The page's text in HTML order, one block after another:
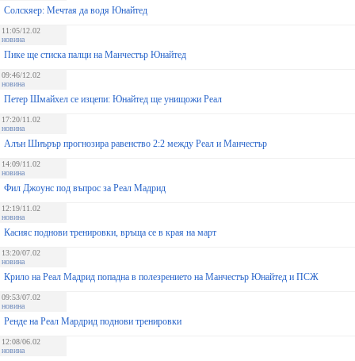
Солскяер: Мечтая да водя Юнайтед
11:05/12.02
новина
Пике ще стиска палци на Манчестър Юнайтед
09:46/12.02
новина
Петер Шмайхел се изцепи: Юнайтед ще унищожи Реал
17:20/11.02
новина
Алън Шиърър прогнозира равенство 2:2 между Реал и Манчестър
14:09/11.02
новина
Фил Джоунс под въпрос за Реал Мадрид
12:19/11.02
новина
Касияс поднови тренировки, връща се в края на март
13:20/07.02
новина
Крило на Реал Мадрид попадна в полезрението на Манчестър Юнайтед и ПСЖ
09:53/07.02
новина
Ренде на Реал Мардрид поднови тренировки
12:08/06.02
новина